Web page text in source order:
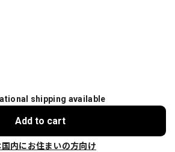
shipping available
Add to cart
国内にお住まいの方向け